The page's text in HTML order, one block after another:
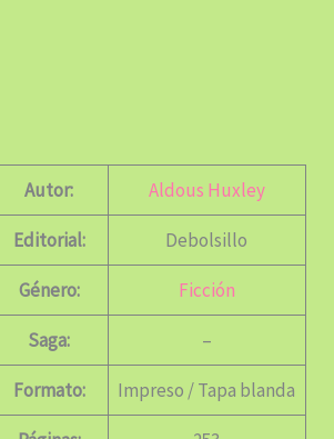
Autor: Aldous Huxley
Editorial: Debolsillo
Género: Ficción
Saga: –
Formato: Impreso / Tapa blanda